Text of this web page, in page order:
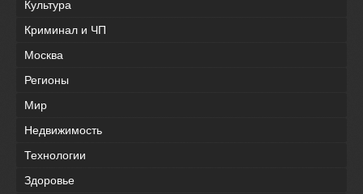
Культура
Криминал и ЧП
Москва
Регионы
Мир
Недвижимость
Технологии
Здоровье